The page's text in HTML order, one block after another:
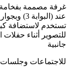
عند (البوابة 3)
كبار
حفلات الزفاف.
وجلسات التدريب